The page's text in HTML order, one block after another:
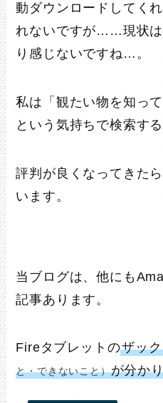
動ダウンロードしてく
れないですが……現状は
り感じないですね…。
私は「観たい物を知っ
という気持ちで検索す
評判が良くなってきた
います。
当ブログは、他にも
記事あります。
Fireタブレットのザッ
と・できないこと）が分か